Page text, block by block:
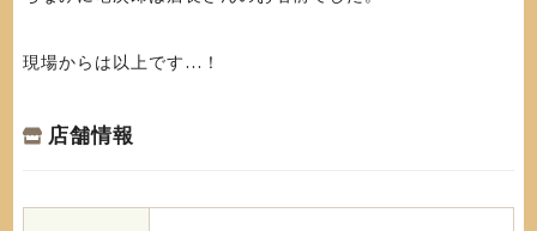
現場からは以上です…！
店舗情報